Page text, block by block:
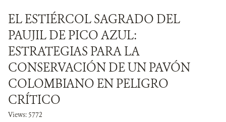
EL ESTIÉRCOL SAGRADO DEL
PAUJIL DE PICO AZUL:
ESTRATEGIAS PARA LA
CONSERVACIÓN DE UN PAVÓN
COLOMBIANO EN PELIGRO
CRÍTICO
Views: 5772